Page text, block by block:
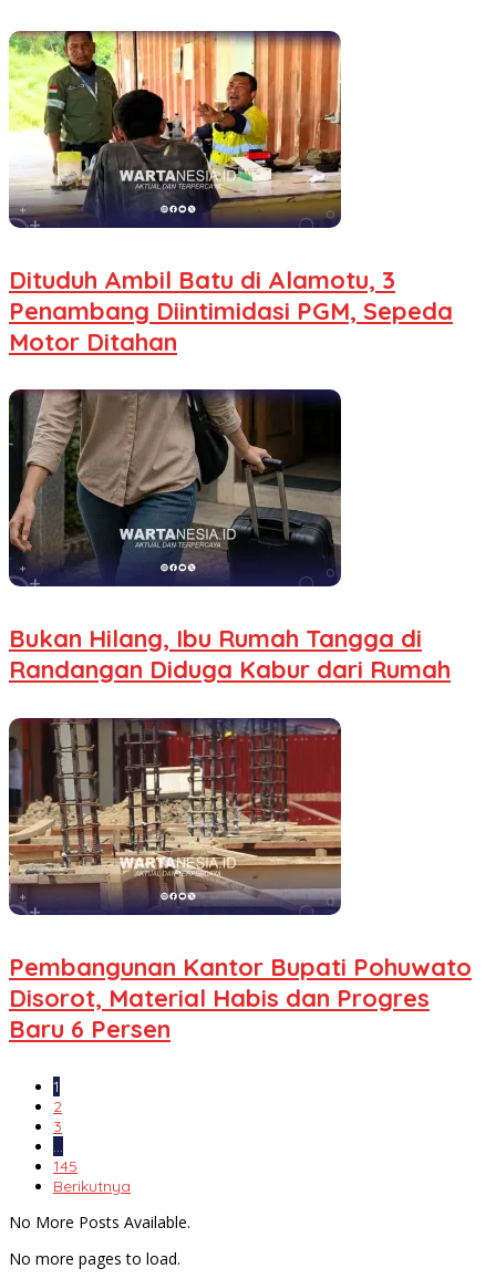
Dituduh Ambil Batu di Alamotu, 3
Penambang Diintimidasi PGM, Sepeda
Motor Ditahan
Bukan Hilang, Ibu Rumah Tangga di
Randangan Diduga Kabur dari Rumah
Pembangunan Kantor Bupati Pohuwato
Disorot, Material Habis dan Progres
Baru 6 Persen
1
2
3
…
145
Berikutnya
No More Posts Available.
No more pages to load.